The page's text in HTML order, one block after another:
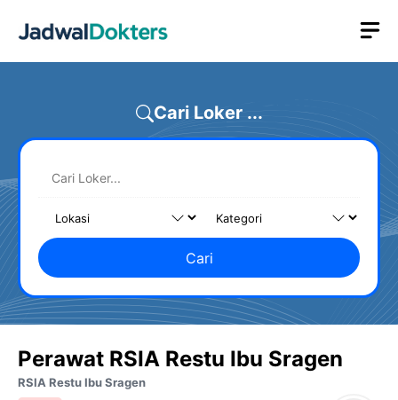
Cari Loker ...
Cari
Perawat RSIA Restu Ibu Sragen
RSIA Restu Ibu Sragen